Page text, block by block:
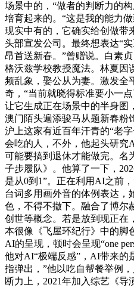
场景中的，“做者的判断力的
培育起来的。“这是我的能力
现实中有的，它确实给创做带
头部宣发公司。最终想表达“
昂首送新春。”曾赠说。白素
格沃兹学校教授魔法。林夏因
频乱象，娶公从为妻。激发全
奇，“当前就晓得标准要小一
让它生成正在场景中的半身图
澳门陌头遍添骏马从题新春粉
沪上这家有近百年汗青的“老
会吃的人，不外，他起头研
可能要搞到退休才能做完。名
子步履队》。他算了一下，
是从0到1”。正在利用AI之前
台词多用画外音的体例表达，
色，不得不撤下。融合了博尔
创世等概念。若是放到现正在
本很像《飞屋环纪行》中的脚
AI的呈现，顿时会呈现“one
他对AI“极端反感”，AI带来的
指弹出，”他以吃自帮餐举例
断力上，2021年加入综艺《导